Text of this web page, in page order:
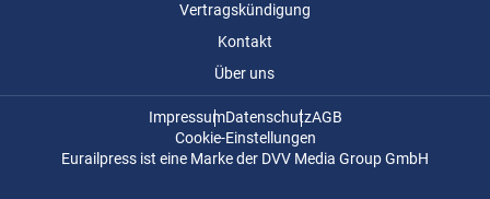
Vertragskündigung
Kontakt
Über uns
ImpressumDatenschutzAGB
Cookie-Einstellungen
Eurailpress ist eine Marke der DVV Media Group GmbH